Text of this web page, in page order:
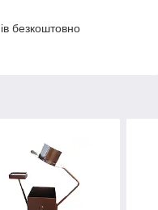
безкоштовно